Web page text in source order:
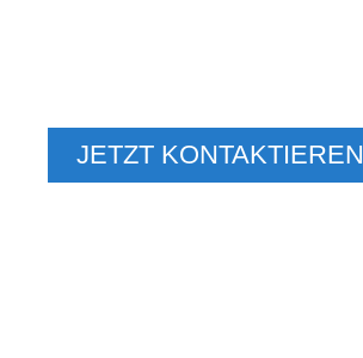
JETZT KONTAKTIEREN